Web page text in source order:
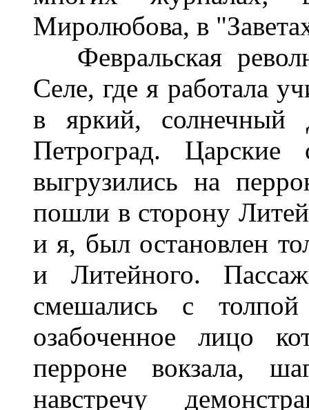
Миролюбова, в
Февральская
Селе, где я работала
в яркий,
Петроград.
выгрузились на
пошли в сторону
и я, был остановлен
и Литейного.
смешались с
озабоченное лицо
перроне вокзала,
навстречу